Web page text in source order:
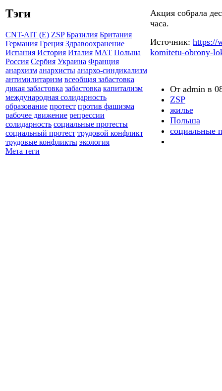
Тэги
CNT-AIT (E) ZSP Бразилия Британия
Германия Греция Здравоохранение
Испания История Италия МАТ Польша
Россия Сербия Украина Франция
анархизм анархисты анархо-синдикализм
антимилитаризм всеобщая забастовка
дикая забастовка забастовка капитализм
международная солидарность
образование протест против фашизма
рабочее движение репрессии
солидарность социальные протесты
социальный протест трудовой конфликт
трудовые конфликты экология
Мета теги
Акция собрала
часа.
Источник: https://
komitetu-obrony-
От admin в
ZSP
жилье
Польша
социальные